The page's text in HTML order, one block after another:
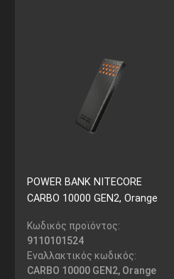
POWER BANK NITECORE
CARBO 10000 GEN2, Orange
Κωδικός προϊόντος:
9110101524
Εναλλακτικός κωδικός:
CARBO 10000 GEN2, Orange